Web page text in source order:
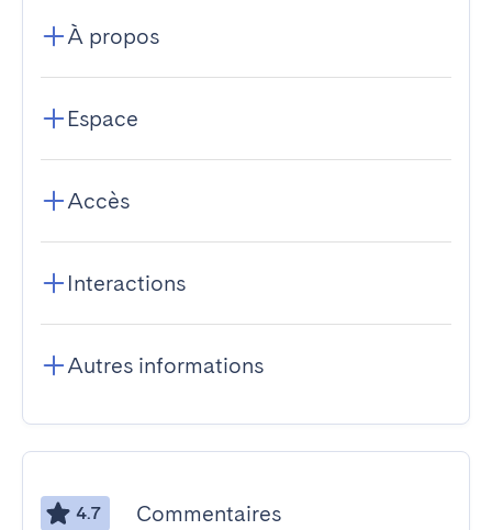
À propos
Espace
Accès
Interactions
Autres informations
4.7 Commentaires